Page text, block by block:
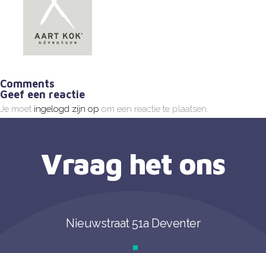
Comments
Geef een reactie
Je moet ingelogd zijn op om een reactie te plaatsen.
Vraag het ons
Nieuwstraat 51a Deventer